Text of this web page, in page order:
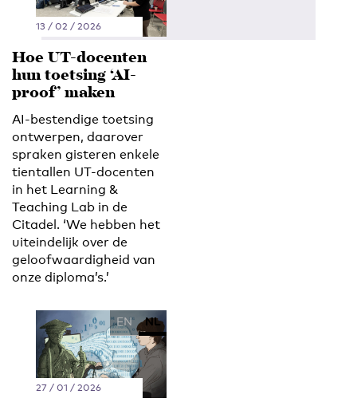
13 / 02 / 2026
Hoe UT-docenten
hun toetsing ‘AI-
proof’ maken
AI-bestendige toetsing
ontwerpen, daarover
spraken gisteren enkele
tientallen UT-docenten
in het Learning &
Teaching Lab in de
Citadel. ‘We hebben het
uiteindelijk over de
geloofwaardigheid van
onze diploma’s.’
EN NL
27 / 01 / 2026